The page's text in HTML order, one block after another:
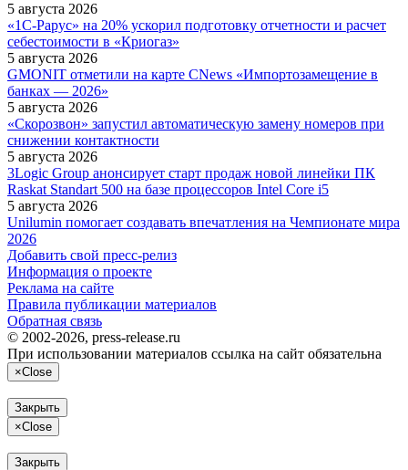
5 августа 2026
«1С-Рарус» на 20% ускорил подготовку отчетности и расчет
себестоимости в «Криогаз»
5 августа 2026
GMONIT отметили на карте CNews «Импортозамещение в
банках — 2026»
5 августа 2026
«Скорозвон» запустил автоматическую замену номеров при
снижении контактности
5 августа 2026
3Logic Group анонсирует старт продаж новой линейки ПК
Raskat Standart 500 на базе процессоров Intel Core i5
5 августа 2026
Unilumin помогает создавать впечатления на Чемпионате мира
2026
Добавить свой пресс-релиз
Информация о проекте
Реклама на сайте
Правила публикации материалов
Обратная связь
© 2002-2026, press-release.ru
При использовании материалов ссылка на сайт обязательна
×Close
Закрыть
×Close
Закрыть